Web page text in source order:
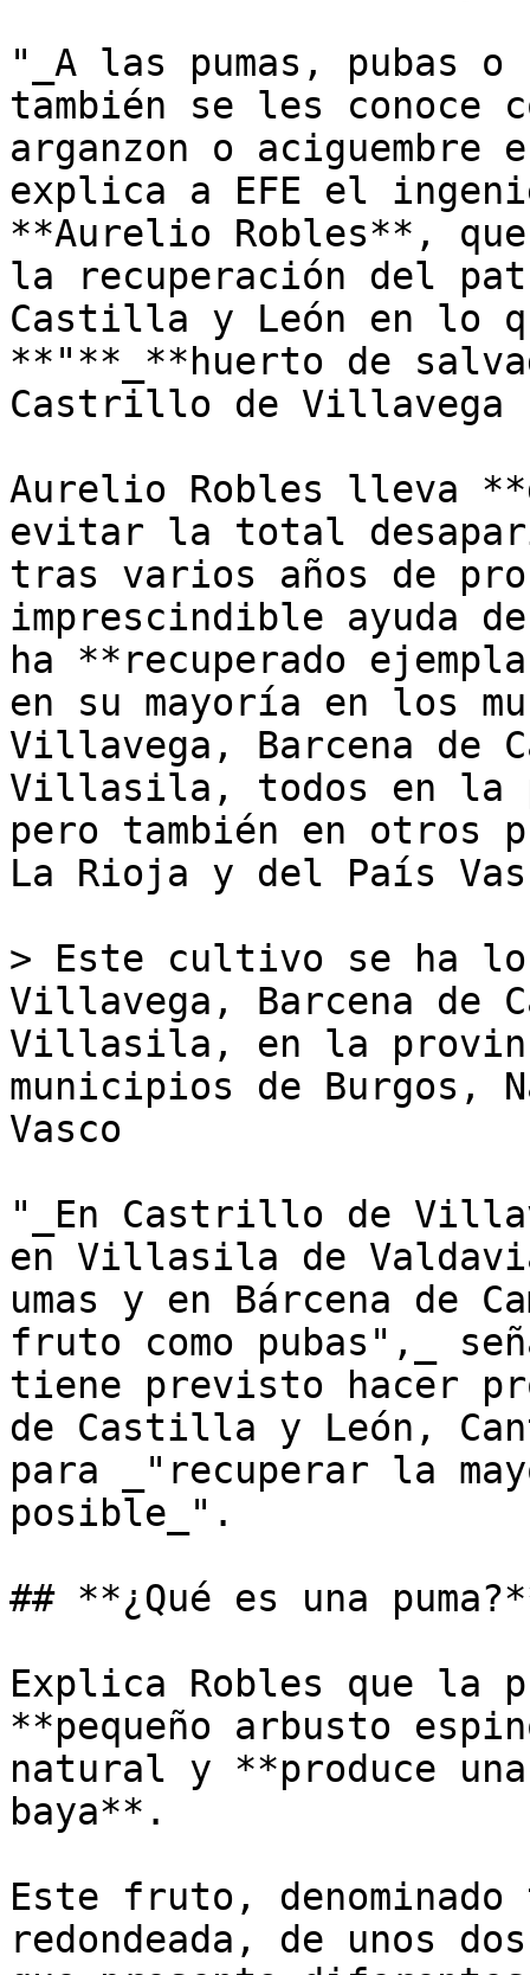
"_A las pumas, pubas
también se les conoce
arganzon o aciguembre
explica a EFE el
**Aurelio Robles**,
la recuperación del
Castilla y León en lo
**"**_**huerto de
Castrillo de Villavega
Aurelio Robles lleva
evitar la total
tras varios años de
imprescindible ayuda
ha **recuperado
en su mayoría en los
Villavega, Barcena de
Villasila, todos en la
pero también en otros
La Rioja y del País
> Este cultivo se ha
Villavega, Barcena de
Villasila, en la
municipios de Burgos,
Vasco
"_En Castrillo de
en Villasila de
umas y en Bárcena de
fruto como pubas",_
tiene previsto hacer
de Castilla y León,
para _"recuperar la
posible_".
## **¿Qué es una
Explica Robles que la
**pequeño arbusto
natural y **produce
baya**.
Este fruto,
redondeada, de unos